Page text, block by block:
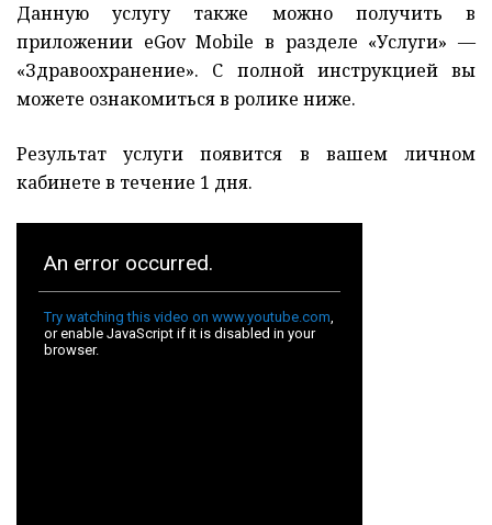
Данную услугу также можно получить в
приложении eGov Mobile в разделе «Услуги» —
«Здравоохранение». С полной инструкцией вы
можете ознакомиться в ролике ниже.
Результат услуги появится в вашем личном
кабинете в течение 1 дня.